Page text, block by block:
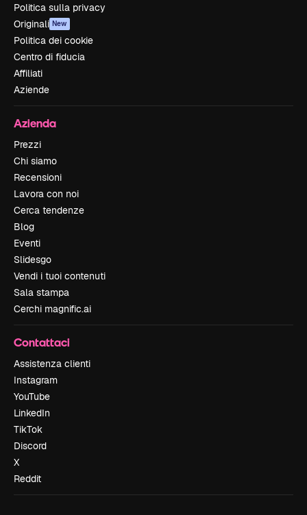
Politica sulla privacy
Originali New
Politica dei cookie
Centro di fiducia
Affiliati
Aziende
Azienda
Prezzi
Chi siamo
Recensioni
Lavora con noi
Cerca tendenze
Blog
Eventi
Slidesgo
Vendi i tuoi contenuti
Sala stampa
Cerchi magnific.ai
Contattaci
Assistenza clienti
Instagram
YouTube
LinkedIn
TikTok
Discord
X
Reddit